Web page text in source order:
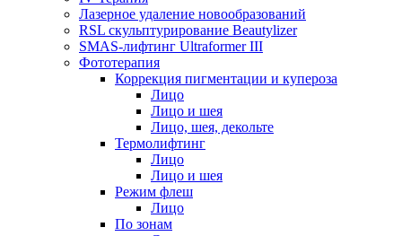
Лазерное удаление новообразований
RSL скульптурирование Beautylizer
SMAS-лифтинг Ultraformer III
Фототерапия
Коррекция пигментации и купероза
Лицо
Лицо и шея
Лицо, шея, декольте
Термолифтинг
Лицо
Лицо и шея
Режим флеш
Лицо
По зонам